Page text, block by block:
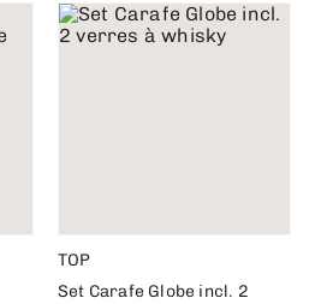
TOP
Set Carafe Globe incl. 2